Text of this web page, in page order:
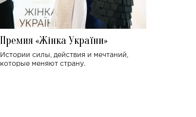
Премия «Жінка України»
Истории силы, действия и мечтаний,
которые меняют страну.